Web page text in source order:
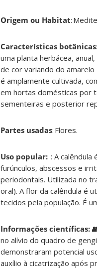
Origem ou Habitat:
Características
uma planta herbácea,
de cor variando do amarelo
é amplamente cultivada,
em hortas domésticas por
sementeiras e posterior
Partes usadas: Flores.
Uso popular: : A
furúnculos, abscessos e
periodontais. Utilizada no
oral). A flor da calêndula é
tecidos pela população. É
Informações científicas:
no alívio do quadro de
demonstraram potencial
auxílio à cicatrização após